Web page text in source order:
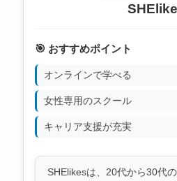
🎯 おすすめポイント
オンラインで学べる
女性専用のスクール
キャリア支援が充実
SHElikesは、20代から30代